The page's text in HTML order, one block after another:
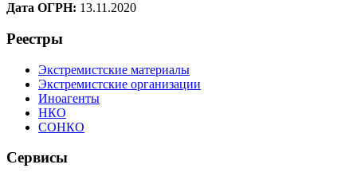
Дата ОГРН: 13.11.2020
Реестры
Экстремистские материалы
Экстремистские организации
Иноагенты
НКО
СОНКО
Сервисы